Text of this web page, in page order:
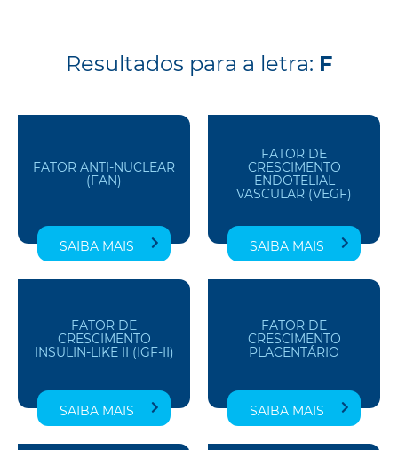
Resultados para a letra: F
FATOR ANTI-NUCLEAR
(FAN)
SAIBA MAIS
FATOR DE
CRESCIMENTO
ENDOTELIAL
VASCULAR (VEGF)
SAIBA MAIS
FATOR DE
CRESCIMENTO
INSULIN-LIKE II (IGF-II)
SAIBA MAIS
FATOR DE
CRESCIMENTO
PLACENTÁRIO
SAIBA MAIS